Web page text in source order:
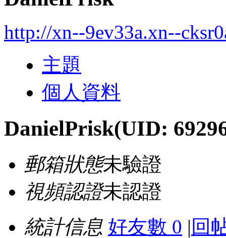
http://xn--9ev33a.xn--
主題
個人資料
DanielPrisk(UID:
郵箱狀態未驗證
視頻認證未認證
統計信息 好友數 0 | 回